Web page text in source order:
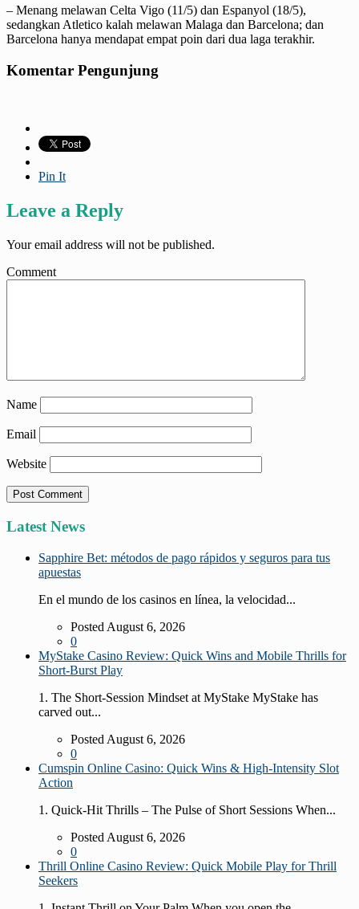
– Menang melawan Celta Vigo (11/5) dan Espanyol (18/5),
sedangkan Atletico kalah melawan Malaga dan Barcelona; dan
Barcelona hanya mendapat empat poin dari dua laga terakhir.
Komentar Pengunjung
Pin It
Leave a Reply
Your email address will not be published.
Comment
Name
Email
Website
Latest News
Sapphire Bet: métodos de pago rápidos y seguros para tus
apuestas
En el mundo de los casinos en línea, la velocidad...
Posted August 6, 2026
0
MyStake Casino Review: Quick Wins and Mobile Thrills for
Short‑Burst Play
1. The Short‑Session Mindset at MyStake MyStake has
carved out...
Posted August 6, 2026
0
Cumspin Online Casino: Quick Wins & High‑Intensity Slot
Action
1. Quick‑Hit Thrills – The Pulse of Short Sessions When...
Posted August 6, 2026
0
Thrill Online Casino Review: Quick Mobile Play for Thrill
Seekers